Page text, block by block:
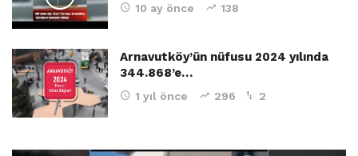
10 ay önce 138
Arnavutköy’ün nüfusu 2024 yılında
344.868’e…
1 yıl önce 296 2